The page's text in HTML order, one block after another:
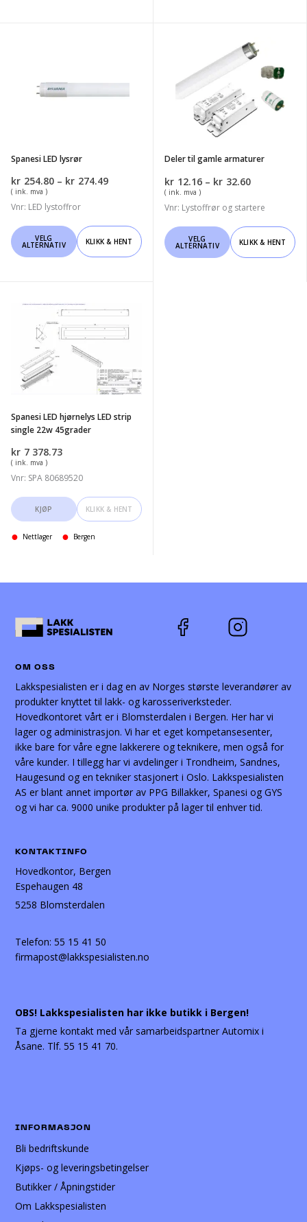
velges
Alternativene
kan
produktsiden
Spanesi LED lysrør
kr 254.80 – kr 274.49Prisområde:
( ink. mva )
Vnr: LED lystoffror
VELG
ALTERNATIV
Dette
produktet
varianter.
Alternativene
velges
på
produktsiden
KLIKK & HENT
gamle
armaturer
Deler til gamle armaturer
kr 12.16 – kr 32.60Prisområde:
til
( ink. mva )
Vnr: Lystoffrør og startere
VELG
ALTERNATIV
Dette
produktet
KLIKK & HENT
Spanesi
hjørnelys
strip
single
45grader
Spanesi LED hjørnelys LED strip
single 22w 45grader
kr 7 378.73
( ink. mva )
Vnr: SPA 80689520
KJØP KLIKK & HENT
Nettlager Bergen
OM OSS
Lakkspesialisten er i dag en av Norges største leverandører av
produkter knyttet til lakk- og karosseriverksteder.
Hovedkontoret vårt er i Blomsterdalen i Bergen. Her har vi
lager og administrasjon. Vi har et eget kompetansesenter,
ikke bare for våre egne lakkerere og teknikere, men også for
våre kunder. I tillegg har vi avdelinger i Trondheim, Sandnes,
Haugesund og en tekniker stasjonert i Oslo. Lakkspesialisten
AS er blant annet importør av PPG Billakker, Spanesi og GYS
og vi har ca. 9000 unike produkter på lager til enhver tid.
KONTAKTINFO
Hovedkontor, Bergen
Espehaugen 48
5258 Blomsterdalen
Telefon:55 15 41 50
firmapost@lakkspesialisten.no
OBS! Lakkspesialisten har ikke butikk i Bergen!
Ta gjerne kontakt med vår samarbeidspartner Automix i
Åsane. Tlf. 55 15 41 70.
INFORMASJON
Bli bedriftskunde
Kjøps- og leveringsbetingelser
Butikker / Åpningstider
Om Lakkspesialisten